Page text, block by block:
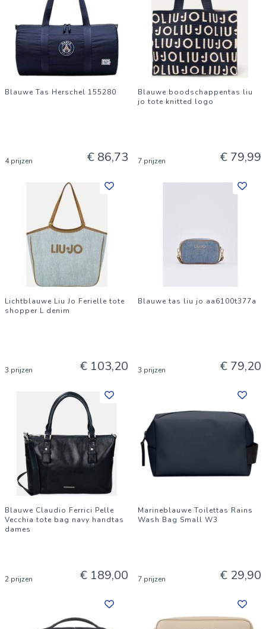
Blauwe Tas Herschel 155280
4 prijzen € 86,73
Blauwe boodschappentas liu
jo tote knitted logo
7 prijzen € 79,99
Lichtblauwe Liu Jo Ferielle tote
shopper L denim
3 prijzen € 103,20
Blauwe tas liu jo aa6100t377a
3 prijzen € 79,20
Blauwe Claudio Ferrici Pelle
Vecchia tote bag navy handtas
dames
2 prijzen € 189,00
Marineblauwe Toilettas Rains
Wash Bag Small W3
7 prijzen € 29,90